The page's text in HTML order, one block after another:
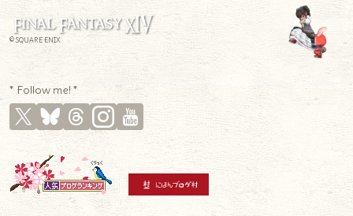
© SQUARE ENIX
* Follow me! *